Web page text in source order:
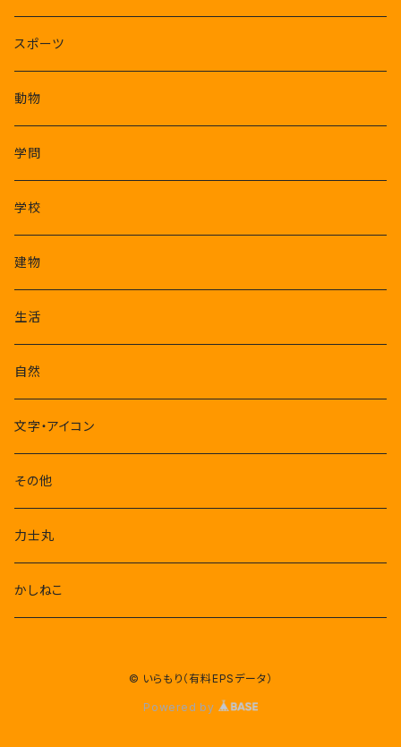
スポーツ
動物
学問
学校
建物
生活
自然
文字・アイコン
その他
力士丸
かしねこ
© いらもり（有料EPSデータ）
Powered by